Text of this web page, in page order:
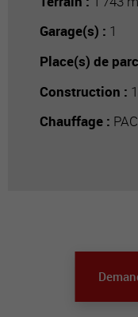
Garage(s) : 1
Place(s) de
Construction :
Chauffage :